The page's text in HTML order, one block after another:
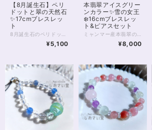
【8月誕生石】ペリ
ドットと翠の天然石
✨17cmブレスレッ
ト
¥5,100
本翡翠アイスグリー
ンカラー✨雪の女王
❄️16cmブレスレッ
ト&ピアスセット
¥8,000